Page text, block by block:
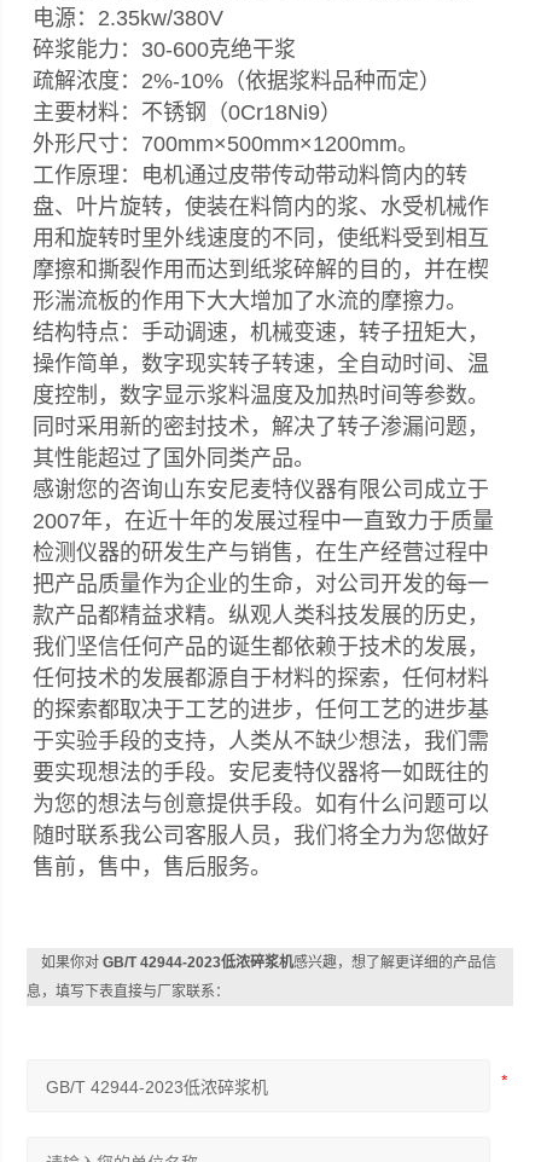
电源：2.35kw/380V
碎浆能力：30-600克绝干浆
疏解浓度：2%-10%（依据浆料品种而定）
主要材料：不锈钢（0Cr18Ni9）
外形尺寸：700mm×500mm×1200mm。
工作原理：电机通过皮带传动带动料筒内的转
盘、叶片旋转，使装在料筒内的浆、水受机械作
用和旋转时里外线速度的不同，使纸料受到相互
摩擦和撕裂作用而达到纸浆碎解的目的，并在楔
形湍流板的作用下大大增加了水流的摩擦力。
结构特点：手动调速，机械变速，转子扭矩大，
操作简单，数字现实转子转速，全自动时间、温
度控制，数字显示浆料温度及加热时间等参数。
同时采用新的密封技术，解决了转子渗漏问题，
其性能超过了国外同类产品。
感谢您的咨询山东安尼麦特仪器有限公司成立于
2007年，在近十年的发展过程中一直致力于质量
检测仪器的研发生产与销售，在生产经营过程中
把产品质量作为企业的生命，对公司开发的每一
款产品都精益求精。纵观人类科技发展的历史，
我们坚信任何产品的诞生都依赖于技术的发展，
任何技术的发展都源自于材料的探索，任何材料
的探索都取决于工艺的进步，任何工艺的进步基
于实验手段的支持，人类从不缺少想法，我们需
要实现想法的手段。安尼麦特仪器将一如既往的
为您的想法与创意提供手段。如有什么问题可以
随时联系我公司客服人员，我们将全力为您做好
售前，售中，售后服务。
如果你对GB/T 42944-2023低浓碎浆机感兴趣，想了解更详细的产品信
息，填写下表直接与厂家联系：